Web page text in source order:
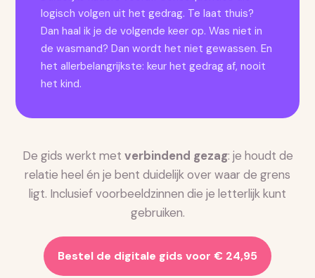
logisch volgen uit het gedrag. Te laat thuis?
Dan haal ik je de volgende keer op. Was niet in
de wasmand? Dan wordt het niet gewassen. En
het allerbelangrijkste: keur het gedrag af, nooit
het kind.
De gids werkt met verbindend gezag: je houdt de
relatie heel én je bent duidelijk over waar de grens
ligt. Inclusief voorbeeldzinnen die je letterlijk kunt
gebruiken.
Bestel de digitale gids voor € 24,95